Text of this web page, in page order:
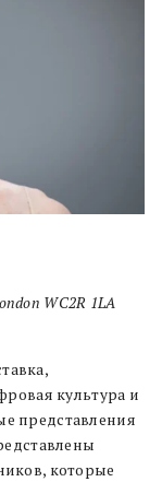
WC2R 1LA
культура и
представления
которые